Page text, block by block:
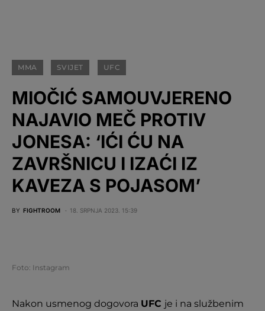
MMA SVIJET UFC
MIOČIĆ SAMOUVJERENO
NAJAVIO MEČ PROTIV
JONESA: ‘IĆI ĆU NA
ZAVRŠNICU I IZAĆI IZ
KAVEZA S POJASOM’
BY FIGHTROOM 18. SRPNJA 2023. 15:39
Foto: Instagram
Nakon usmenog dogovora UFC je i na službenim